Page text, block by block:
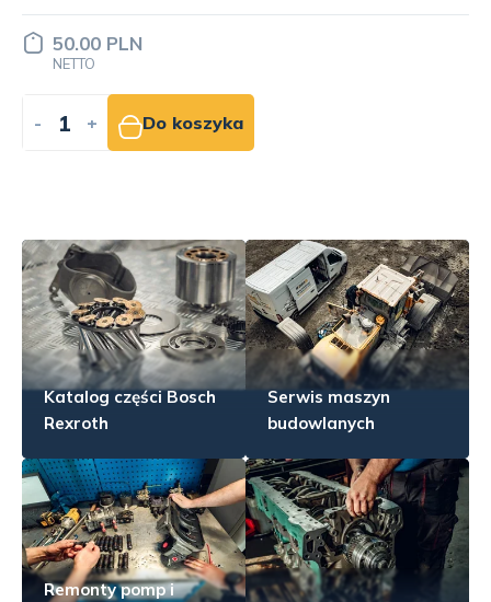
80.00 PLN
NETTO
- + Do koszyka
Katalog części Bosch
Rexroth
Serwis maszyn
budowlanych
Remonty pomp i